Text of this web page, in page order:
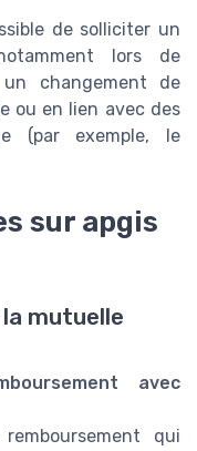
de solliciter un
lors de
changement de
ou en lien avec des
(par exemple, le
sur apgis
mutuelle
avec
qui